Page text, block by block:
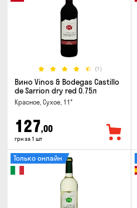
(1)
Вино Vinos & Bodegas Castillo
de Sarrion dry red 0.75л
Красное, Сухое, 11°
127,00
грн за 1 шт
Только онлайн